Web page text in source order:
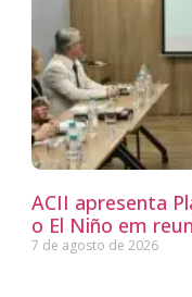
ACII apresenta
o El Niño em
7 de agosto de 2026